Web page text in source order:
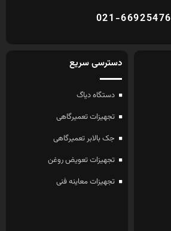
021-66925476
دسترسی سریع
دستگاه دیاگ
تجهیزات تعمیرگاهی
جک بالابر تعمیرگاهی
تجهیزات تعویض روغن
تجهیزات معاینه فنی